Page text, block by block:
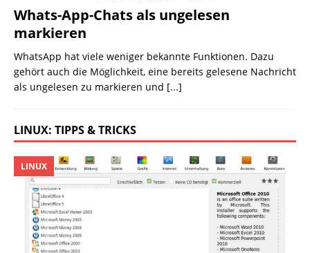
Whats-App-Chats als ungelesen
markieren
WhatsApp hat viele weniger bekannte Funktionen. Dazu
gehört auch die Möglichkeit, eine bereits gelesene Nachricht
als ungelesen zu markieren und [...]
LINUX: TIPPS & TRICKS
LINUX